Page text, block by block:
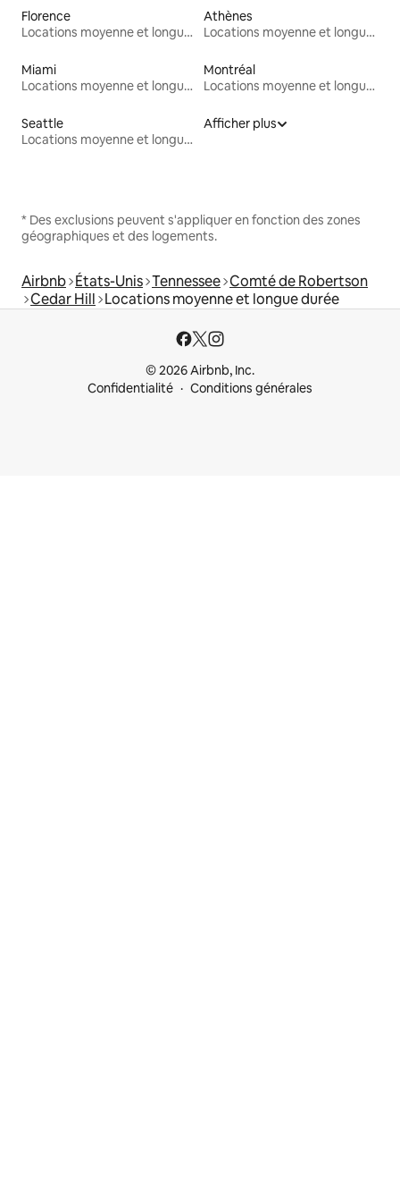
Florence
Locations moyenne et longue durée
Athènes
Locations moyenne et longue durée
Miami
Locations moyenne et longue durée
Montréal
Locations moyenne et longue durée
Seattle
Locations moyenne et longue durée
Afficher plus
* Des exclusions peuvent s'appliquer en fonction des zones
géographiques et des logements.
Airbnb États-Unis Tennessee Comté de Robertson
Cedar Hill Locations moyenne et longue durée
© 2026 Airbnb, Inc.
Confidentialité
Conditions générales